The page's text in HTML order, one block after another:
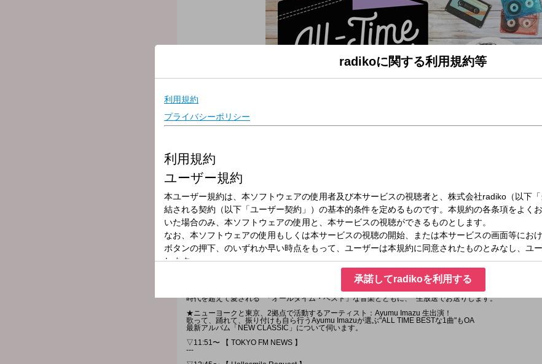
放送局
放送時間
2026年6月9日（火）11:30～13:00
番組名
ALL-TIME BEST～LUNCH TIME POWER MUSIC～ supported by Ginza Sony Park
新旧洋邦、ジャンルや時間軸を超えたベストミックスでお届けする音楽ワイドプログラム。
時代を超えて愛される 「オールタイム・ベスト」な音楽とともに、 生放送でお送りします。
★ニューヨークと東京、2拠点で活動するアーティスト：Ayumu Imazu 生出演！
歌って、踊れて、振り付けも自ら行うAyumu Imazuが選ぶ"ALL TIME BESTな1曲"もOA
最新アルバム「NEW CLASSIC」について伺います。
▽11:51〜 【 TOKYO FM NEWS 】
---
radikoに関する利用規約等
承諾してradikoを利用する